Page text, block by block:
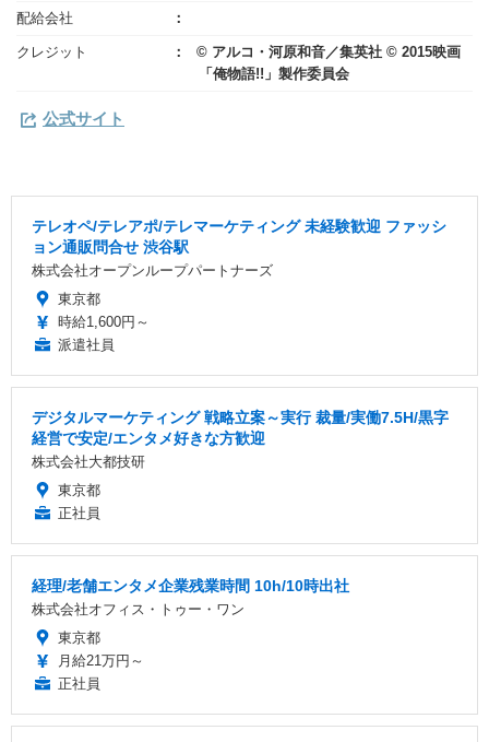
配給会社
クレジット
© アルコ・河原和音／集英社 © 2015映画
「俺物語!!」製作委員会
公式サイト
テレオペ/テレアポ/テレマーケティング 未経験歓迎 ファッシ
ョン通販問合せ 渋谷駅
株式会社オープンループパートナーズ
東京都
時給1,600円～
派遣社員
デジタルマーケティング 戦略立案～実行 裁量/実働7.5H/黒字
経営で安定/エンタメ好きな方歓迎
株式会社大都技研
東京都
正社員
経理/老舗エンタメ企業残業時間 10h/10時出社
株式会社オフィス・トゥー・ワン
東京都
月給21万円～
正社員